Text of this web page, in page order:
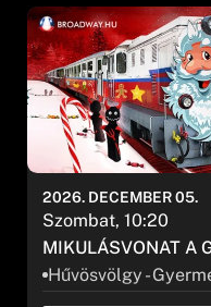
MIKULÁSVONAT A
Hűvösvölgy -
2026. DECEMBER 05.
Szombat, 10:20